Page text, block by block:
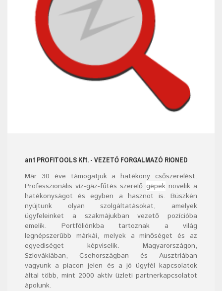
ant PROFITOOLS Kft. - VEZETŐ FORGALMAZÓ RIONED
Már 30 éve támogatjuk a hatékony csőszerelést.
Professzionális víz-gáz-fűtés szerelő gépeknövelik a
hatékonyságot és egyben a hasznot is. Büszkén
nyújtunk olyan szolgáltatásokat, amelyek
ügyfeleinket a szakmájukban vezető pozícióba
emelik. Portfóliónkba tartoznak a világ
legnépszerűbb márkái, melyek a minőséget és az
egyediséget képviselik. Magyarországon,
Szlovákiában, Csehországban és Ausztriában
vagyunk a piacon jelen és a jó ügyfél kapcsolatok
által több, mint 2000 aktív üzleti partnerkapcsolatot
ápolunk.